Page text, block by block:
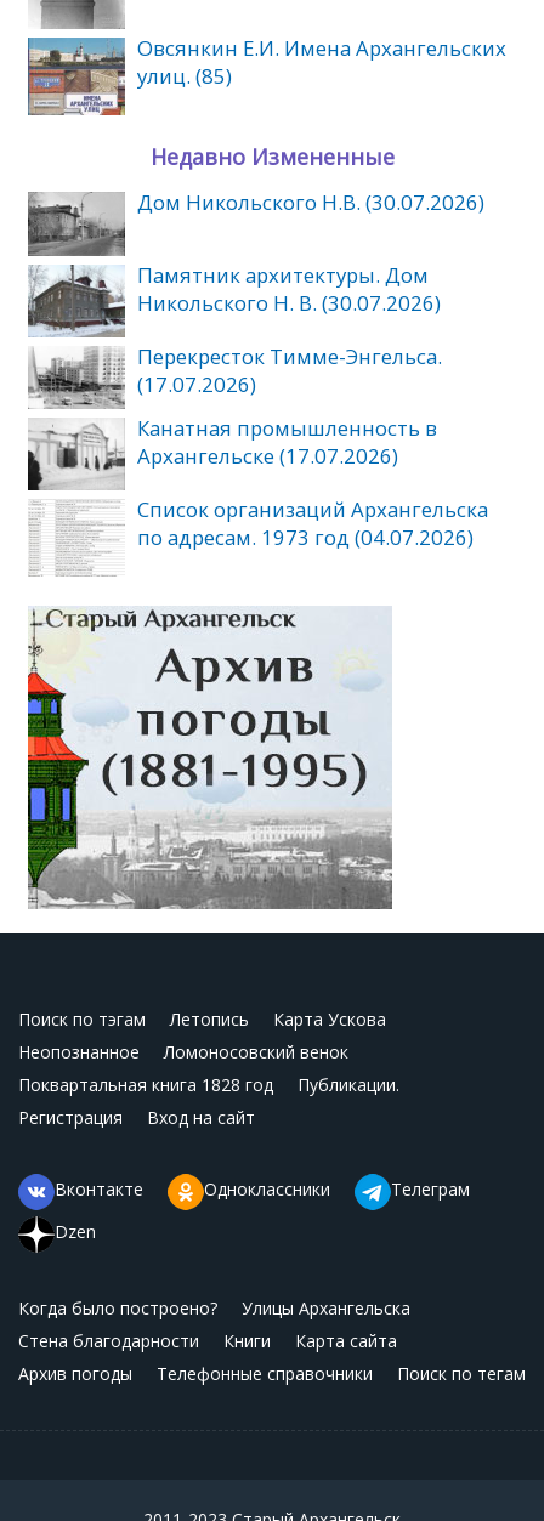
Овсянкин Е.И. Имена Архангельских
улиц. (85)
Недавно Измененные
Дом Никольского Н.В. (30.07.2026)
Памятник архитектуры. Дом
Никольского Н. В. (30.07.2026)
Перекресток Тимме-Энгельса.
(17.07.2026)
Канатная промышленность в
Архангельске (17.07.2026)
Список организаций Архангельска
по адресам. 1973 год (04.07.2026)
Поиск по тэгам Летопись
Карта Ускова
Неопознанное
Ломоносовский венок
Поквартальная книга 1828 год
Публикации.
Регистрация
Вход на сайт
Вконтакте Одноклассники
Телеграм
Dzen
Когда было построено?
Улицы Архангельска
Стена благодарности
Книги
Карта сайта
Архив погоды
Телефонные справочники Поиск по тегам